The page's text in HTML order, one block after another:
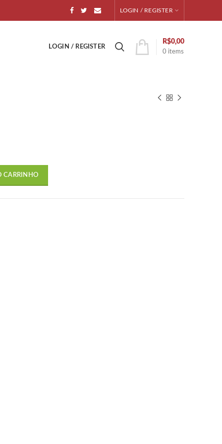
LOGIN / REGISTER
LOGIN / REGISTER
0 items
R$0,00
CARRINHO